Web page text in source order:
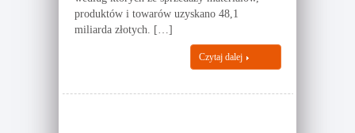
produktów i towarów uzyskano 48,1
miliarda złotych. […]
Czytaj dalej